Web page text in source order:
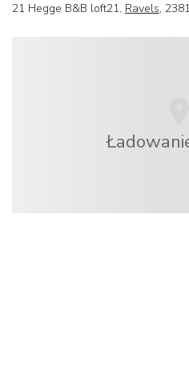
21 Hegge B&B loft21, Ravels,